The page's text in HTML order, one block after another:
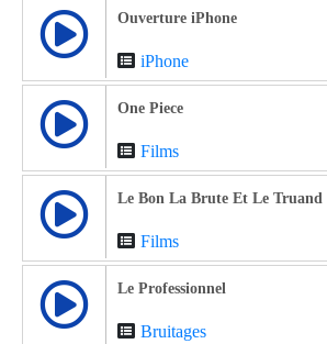
Ouverture iPhone
iPhone
One Piece
Films
Le Bon La Brute Et Le Truand
Films
Le Professionnel
Bruitages